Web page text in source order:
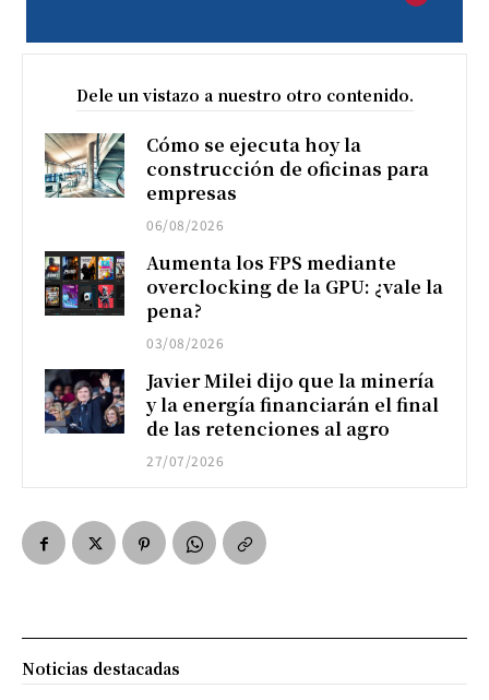
Dele un vistazo a nuestro otro contenido.
Cómo se ejecuta hoy la
construcción de oficinas para
empresas
06/08/2026
Aumenta los FPS mediante
overclocking de la GPU: ¿vale la
pena?
03/08/2026
Javier Milei dijo que la minería
y la energía financiarán el final
de las retenciones al agro
27/07/2026
Noticias destacadas